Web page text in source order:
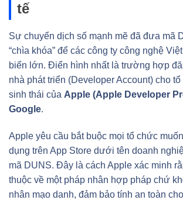
tế
Sự chuyển dịch số mạnh mẽ đã đưa mã
“chìa khóa” để các công ty công nghệ
biển lớn. Điển hình nhất là trường hợp
nhà phát triển (Developer Account) cho
sinh thái của Apple (Apple Developer
Google.
Apple yêu cầu bắt buộc mọi tổ chức
dụng trên App Store dưới tên doanh
mã DUNS. Đây là cách Apple xác minh
thuộc về một pháp nhân hợp pháp chứ
nhân mạo danh, đảm bảo tính an toàn